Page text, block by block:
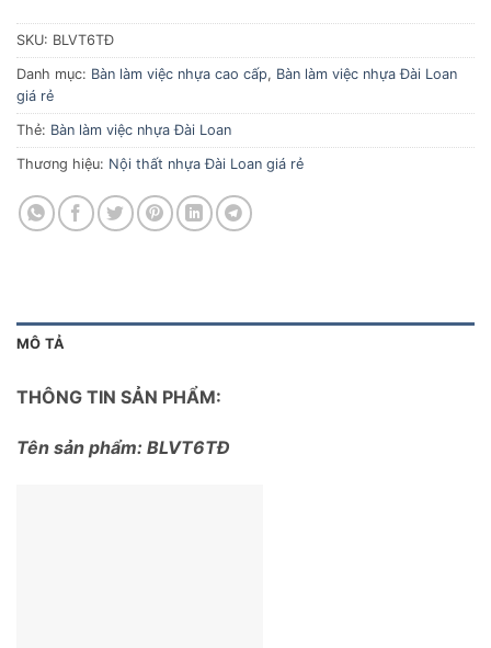
SKU: BLVT6TĐ
Danh mục: Bàn làm việc nhựa cao cấp, Bàn làm việc nhựa Đài Loan
giá rẻ
Thẻ: Bàn làm việc nhựa Đài Loan
Thương hiệu: Nội thất nhựa Đài Loan giá rẻ
MÔ TẢ
THÔNG TIN SẢN PHẨM:
Tên sản phẩm: BLVT6TĐ